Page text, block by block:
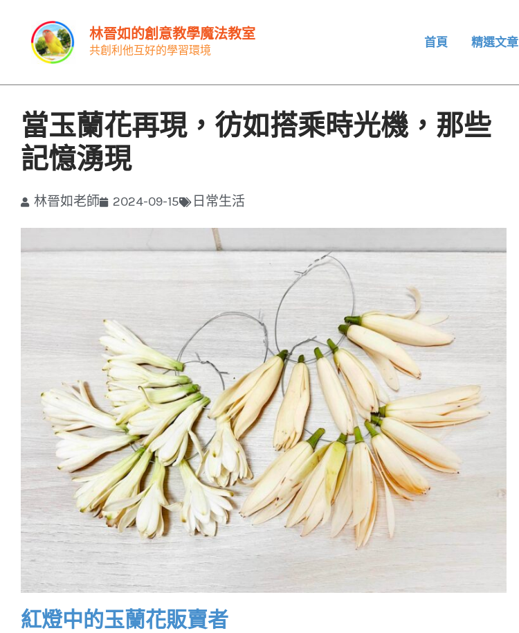
要
林晉如的創意教學魔法教室
共創利他互好的學習環境
首頁 精選文章
當玉蘭花再現，彷如搭乘時光機，那些
記憶湧現
林晉如老師 2024-09-15 日常生活
紅燈中的玉蘭花販賣者